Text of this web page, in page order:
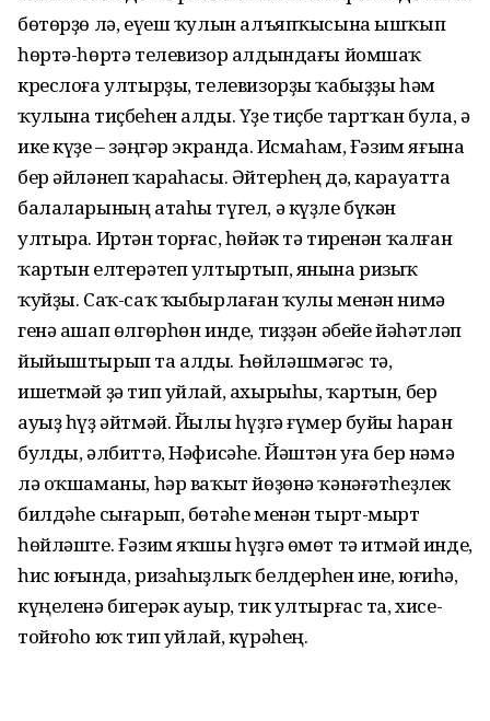
бөтөрҙө лә, еүеш ҡулын алъяпҡысына ышҡып
һөртә-һөртә телевизор алдындағы йомшаҡ
креслоға ултырҙы, телевизорҙы ҡабыҙҙы һәм
ҡулына тиҫбеһен алды. Үҙе тиҫбе тартҡан була, ә
ике күҙе – зәңгәр экранда. Исмаһам, Ғәзим яғына
бер әйләнеп ҡараһасы. Әйтерһең дә, карауатта
балаларының атаһы түгел, ә күҙле бүкән
ултыра. Иртән торғас, һөйәк тә тиренән ҡалған
ҡартын елтерәтеп ултыртып, янына ризыҡ
ҡуйҙы. Саҡ-саҡ ҡыбырлаған ҡулы менән нимә
генә ашап өлгөрһөн инде, тиҙҙән әбейе йәһәтләп
йыйыштырып та алды. Һөйләшмәгәс тә,
ишетмәй ҙә тип уйлай, ахырыһы, ҡартын, бер
ауыҙ һүҙ әйтмәй. Йылы һүҙгә ғүмер буйы һаран
булды, әлбиттә, Нәфисәһе. Йәштән уға бер нәмә
лә оҡшаманы, һәр ваҡыт йөҙөнә ҡәнәғәтһеҙлек
билдәһе сығарып, бөтәһе менән тырт-мырт
һөйләште. Ғәзим яҡшы һүҙгә өмөт тә итмәй инде,
һис юғында, ризаһыҙлыҡ белдерһен ине, юғиһә,
күңеленә бигерәк ауыр, тик ултырғас та, хисе-
тойғоһо юҡ тип уйлай, күрәһең.